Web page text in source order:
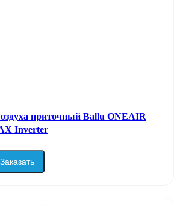
приточный Ballu ONEAIR
Inverter